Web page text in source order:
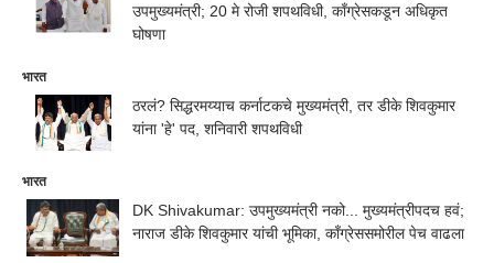
उपमुख्यमंत्री; 20 मे रोजी शपथविधी, काँग्रेसकडून अधिकृत
घोषणा
भारत
ठरलं? सिद्धरमय्याच कर्नाटकचे मुख्यमंत्री, तर डीके शिवकुमार
यांना 'हे' पद, शनिवारी शपथविधी
भारत
DK Shivakumar: उपमुख्यमंत्री नको... मुख्यमंत्रीपदच हवं;
नाराज डीके शिवकुमार यांची भूमिका, काँग्रेससमोरील पेच वाढला